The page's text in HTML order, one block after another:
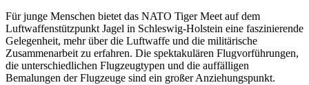
Für junge Menschen bietet das NATO Tiger Meet auf dem
Luftwaffenstützpunkt Jagel in Schleswig-Holstein eine faszinierende
Gelegenheit, mehr über die Luftwaffe und die militärische
Zusammenarbeit zu erfahren. Die spektakulären Flugvorführungen,
die unterschiedlichen Flugzeugtypen und die auffälligen
Bemalungen der Flugzeuge sind ein großerAnziehungspunkt.